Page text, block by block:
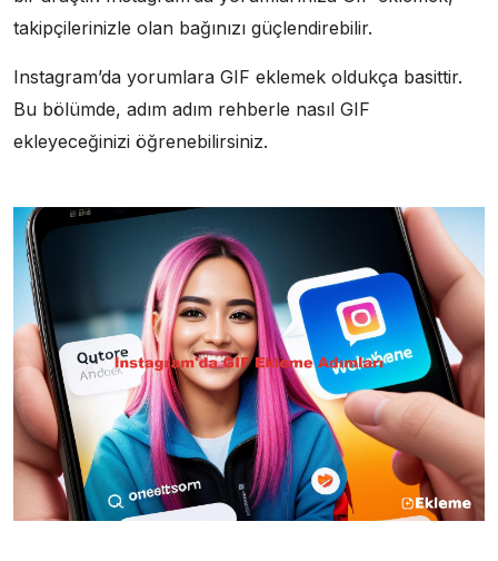
takipçilerinizle olan bağınızı güçlendirebilir.
Instagram’da yorumlara GIF eklemek oldukça basittir.
Bu bölümde, adım adım rehberle nasıl GIF
ekleyeceğinizi öğrenebilirsiniz.